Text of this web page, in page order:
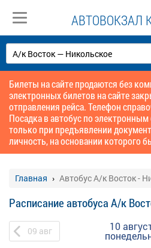
АВТОВОКЗАЛ
Билеты на сайте продаются без
электронных билетов на сайте
отправления рейса. Телефон
Посадка в автобус по
только при предъявлении
личность, на основании которого
Главная Автобус А/к Восток -
Расписание автобуса А/к
09 авг 10